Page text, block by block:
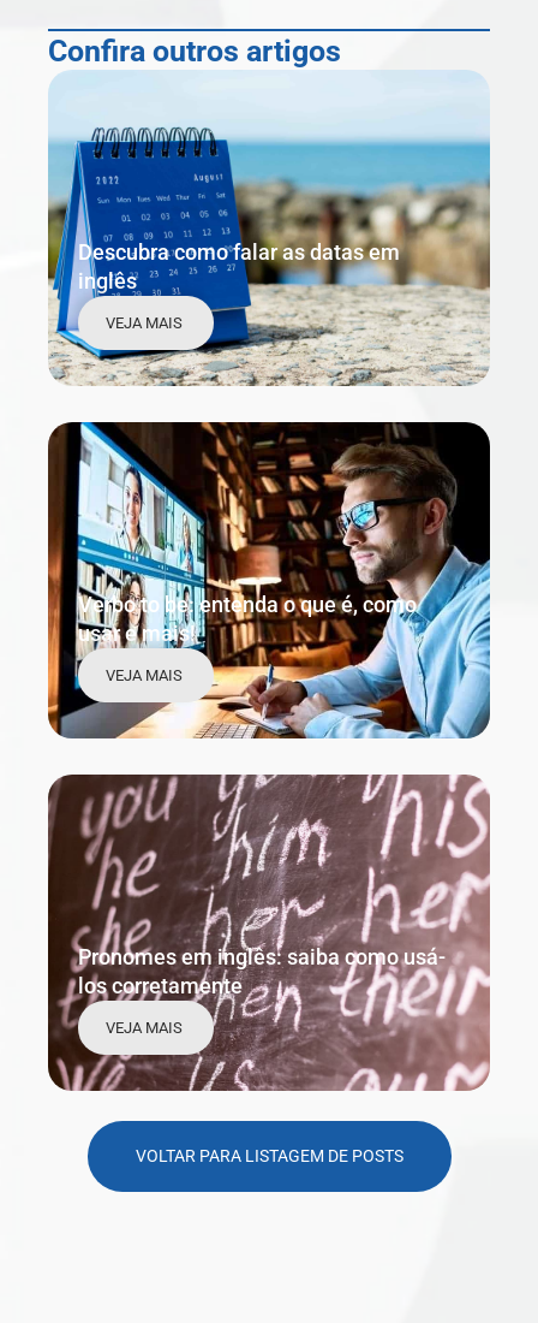
Confira outros artigos
Descubra como falar as datas em
inglês
VEJA MAIS
Verbo to be: entenda o que é, como
usar e mais!
VEJA MAIS
Pronomes em inglês: saiba como usá-
los corretamente
VEJA MAIS
VOLTAR PARA LISTAGEM DE POSTS